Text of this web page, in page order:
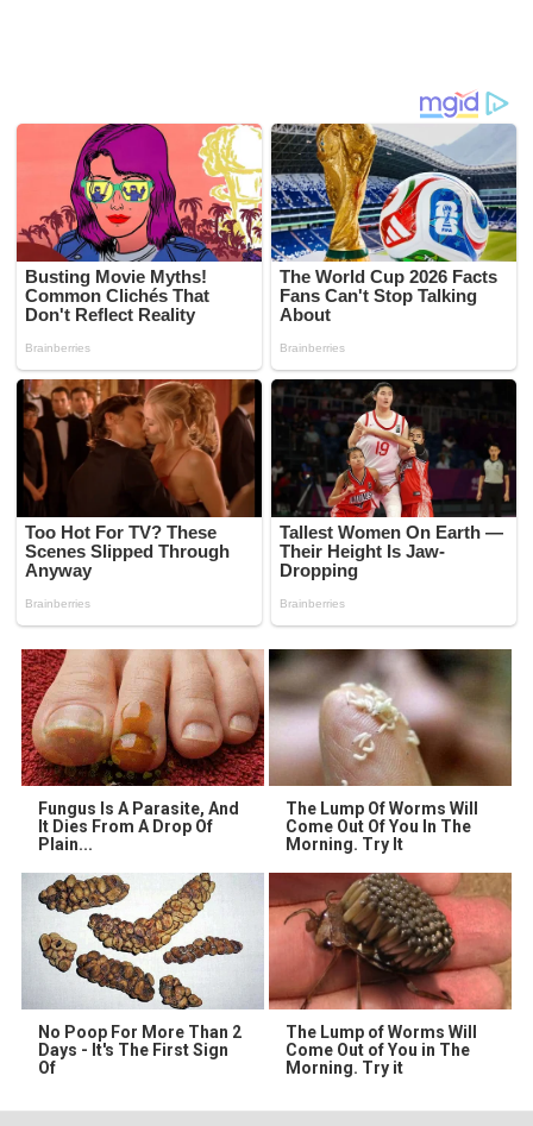
Fungus Is A Parasite, And
It Dies From A Drop Of
Plain...
The Lump Of Worms Will
Come Out Of You In The
Morning. Try It
No Poop For More Than 2
Days - It's The First Sign
Of
The Lump of Worms Will
Come Out of You in The
Morning. Try it